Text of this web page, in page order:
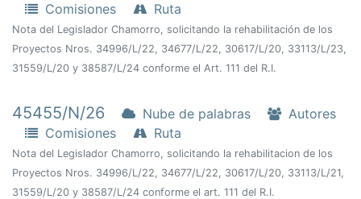
Comisiones
Ruta
Nota del Legislador Chamorro, solicitando la rehabilitación de los
Proyectos Nros. 34996/L/22, 34677/L/22, 30617/L/20, 33113/L/23,
31559/L/20 y 38587/L/24 conforme el Art. 111 del R.I.
45455/N/26 Nube de palabras
Autores
Comisiones
Ruta
Nota del Legislador Chamorro, solicitando la rehabilitacion de los
Proyectos Nros. 34996/L/22, 34677/L/22, 30617/L/20, 33113/L/21,
31559/L/20 y 38587/L/24 conforme el art. 111 del R.I.